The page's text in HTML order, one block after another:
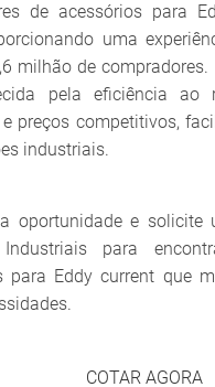
de acessórios para
uma
milhão de
pela eficiência ao
preços competitivos,
industriais.
oportunidade e solicite
Industriais para
para Eddy current que
COTAR AGORA